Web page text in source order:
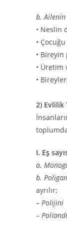
b. Ailenin
• Neslin
•
• Bireyin
•
•
2) Evlilik
I. Eş
a.
b.
ayrılır;
–
–